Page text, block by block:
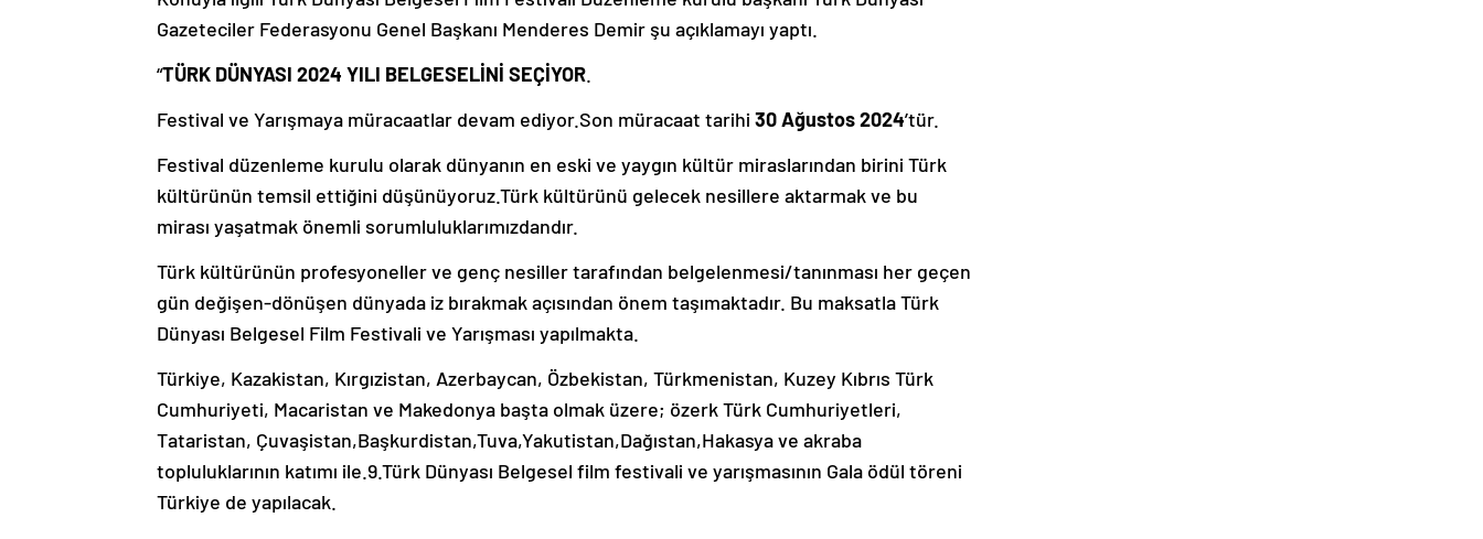
Gazeteciler Federasyonu Genel Başkanı Menderes Demir şu açıklamayı yaptı.
“TÜRK DÜNYASI 2024 YILI BELGESELİNİ SEÇİYOR.
Festival ve Yarışmaya müracaatlar devam ediyor.Son müracaat tarihi 30 Ağustos 2024’tür.
Festival düzenleme kurulu olarak dünyanın en eski ve yaygın kültür miraslarından birini Türk
kültürünün temsil ettiğini düşünüyoruz.Türk kültürünü gelecek nesillere aktarmak ve bu
mirası yaşatmak önemli sorumluluklarımızdandır.
Türk kültürünün profesyoneller ve genç nesiller tarafından belgelenmesi/tanınması her geçen
gün değişen-dönüşen dünyada iz bırakmak açısından önem taşımaktadır. Bu maksatla Türk
Dünyası Belgesel Film Festivali ve Yarışması yapılmakta.
Türkiye, Kazakistan, Kırgızistan, Azerbaycan, Özbekistan, Türkmenistan, Kuzey Kıbrıs Türk
Cumhuriyeti, Macaristan ve Makedonya başta olmak üzere; özerk Türk Cumhuriyetleri,
Tataristan, Çuvaşistan,Başkurdistan,Tuva,Yakutistan,Dağıstan,Hakasya ve akraba
topluluklarının katımı ile.9.Türk Dünyası Belgesel film festivali ve yarışmasının Gala ödül töreni
Türkiye de yapılacak.